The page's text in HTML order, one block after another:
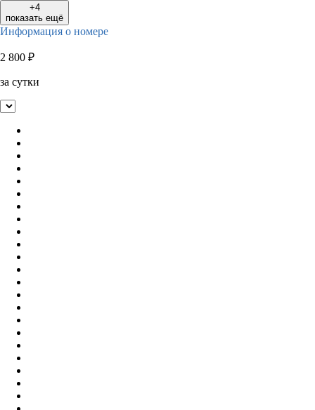
+4
показать ещё
Информация о номере
2 800 ₽
за сутки